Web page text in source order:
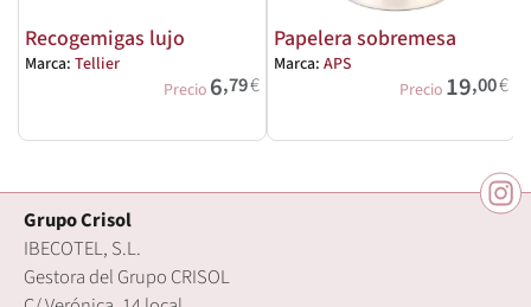
Recogemigas lujo
Marca: Tellier
Precio 6,79€
Papelera sobremesa
Marca: APS
Precio 19,00€
Grupo Crisol
IBECOTEL, S.L.
Gestora del Grupo CRISOL